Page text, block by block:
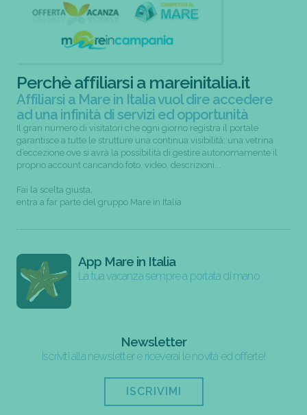
Perchè affiliarsi a mareinitalia.it
Affiliarsi a Mare in Italia vuol dire accedere
ad una infinità di servizi ed opportunità
Il gran numero di visitatori che ogni giorno registra il portale
garantisce a tutte le strutture una continua visibilità; una vetrina
d’eccezione ove si avrà la possibilità di gestire autonomamente il
proprio account caricando foto, video, descrizioni...
Fai la scelta giusta,
entra a far parte del gruppo Mare in Italia
App Mare in Italia
La tua vacanza sempre a portata di mano
Newsletter
Iscriviti alla newsletter e riceverai le novità ed offerte!
ISCRIVIMI